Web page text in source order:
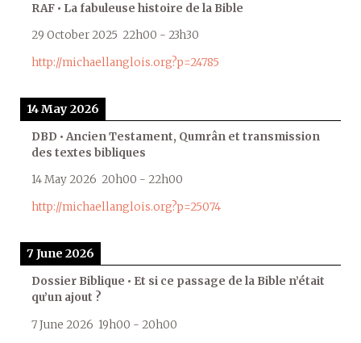
RAF • La fabuleuse histoire de la Bible
29 October 2025 22h00 - 23h30
http://michaellanglois.org?p=24785
14 May 2026
DBD • Ancien Testament, Qumrân et transmission
des textes bibliques
14 May 2026 20h00 - 22h00
http://michaellanglois.org?p=25074
7 June 2026
Dossier Biblique • Et si ce passage de la Bible n’était
qu’un ajout ?
7 June 2026 19h00 - 20h00